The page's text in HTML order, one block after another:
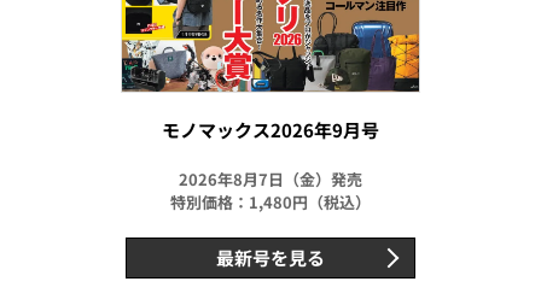
モノマックス2026年9月号
2026年8月7日（金）発売
特別価格：1,480円（税込）
最新号を見る